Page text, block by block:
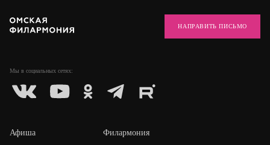
Мы в социальных сетях:
НАПРАВИТЬ ПИСЬМО
Афиша Филармония